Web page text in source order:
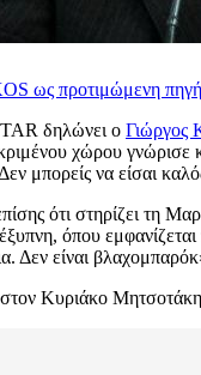
ως προτιμώμενη
δηλώνει ο Γιώργος
χώρου
Δεν μπορείς να είσαι
ότι στηρίζει τη
όπου
Δεν είναι
Κυριάκο